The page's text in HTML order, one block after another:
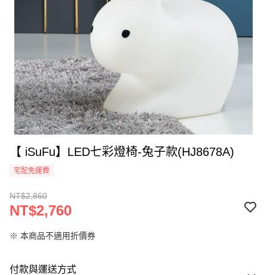
【 iSuFu】LED七彩燈椅-兔子款(HJ8678A)
宅配免運費
NT$2,860
NT$2,760
※ 本商品不適用折價券
付款與運送方式